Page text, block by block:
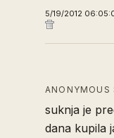
5/19/2012
ANONYMOUS
suknja je
dana kupila